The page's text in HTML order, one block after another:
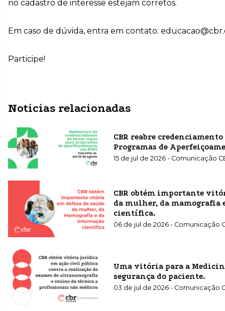
no cadastro de interesse estejam corretos.
Em caso de dúvida, entra em contato:
Participe!
Noticias relacionadas
CBR reabre
Programas de
15 de jul de 2026 - Comunicação
CBR obtém importante
da mulher, da mamografia
científica.
06 de jul de 2026 - Comunicação
Uma vitória para a
segurança do paciente.
03 de jul de 2026 - Comunicação